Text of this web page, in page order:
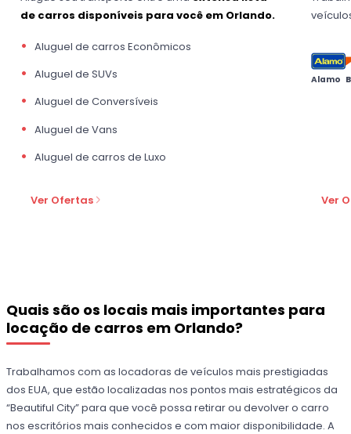
de carros disponíveis para você em Orlando.
Aluguel de carros Econômicos
Aluguel de SUVs
Aluguel de Conversíveis
Aluguel de Vans
Aluguel de carros de Luxo
Ver Ofertas
Alamo
Ver
Quais são os locais mais importantes para
locação de carros em Orlando?
Trabalhamos com as locadoras de veículos mais prestigiadas
dos EUA, que estão localizadas nos pontos mais estratégicos da
“Beautiful City” para que você possa retirar ou devolver o carro
nos escritórios mais conhecidos e com maior disponibilidade. A